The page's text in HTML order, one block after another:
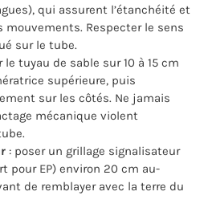
qui assurent l’étanchéité et
mouvements. Respecter le sens
sur le tube.
le tuyau de sable sur 10 à 15 cm
supérieure, puis
sur les côtés. Ne jamais
mécanique violent
: poser un grillage signalisateur
pour EP) environ 20 cm au-
de remblayer avec la terre du